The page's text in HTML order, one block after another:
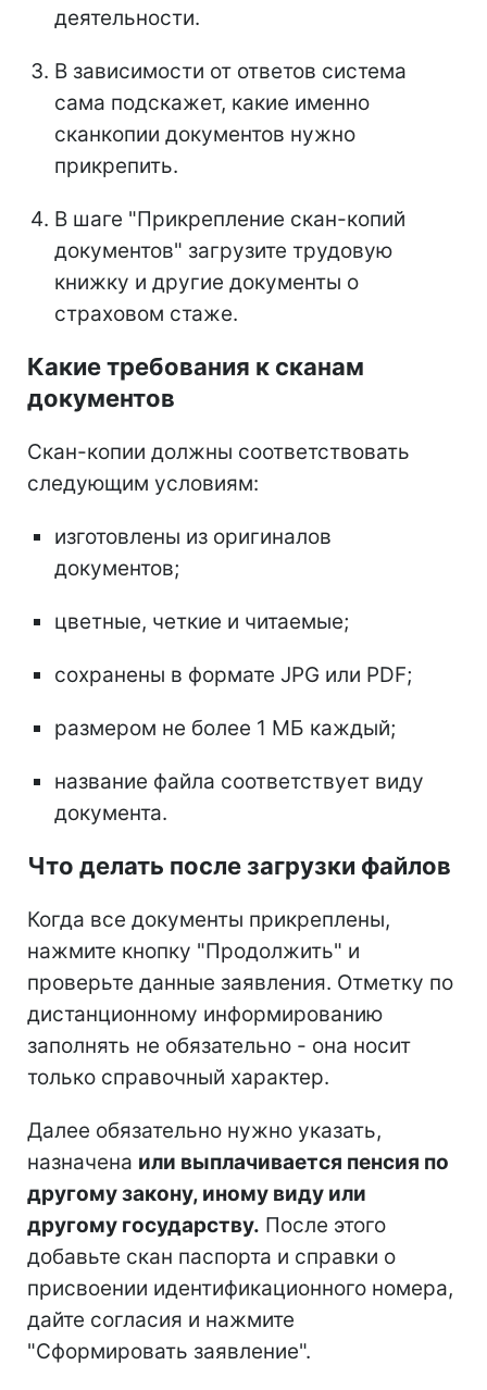
деятельности.
В зависимости от ответов система
сама подскажет, какие именно
сканкопии документов нужно
прикрепить.
В шаге "Прикрепление скан-копий
документов" загрузите трудовую
книжку и другие документы о
страховом стаже.
Какие требования к сканам
документов
Скан-копии должны соответствовать
следующим условиям:
изготовлены из оригиналов
документов;
цветные, четкие и читаемые;
сохранены в формате JPG или PDF;
размером не более 1 МБ каждый;
название файла соответствует виду
документа.
Что делать после загрузки файлов
Когда все документы прикреплены,
нажмите кнопку "Продолжить" и
проверьте данные заявления. Отметку по
дистанционному информированию
заполнять не обязательно - она носит
только справочный характер.
Далее обязательно нужно указать,
назначена или выплачивается пенсия по
другому закону, иному виду или
другому государству. После этого
добавьте скан паспорта и справки о
присвоении идентификационного номера,
дайте согласия и нажмите
"Сформировать заявление".